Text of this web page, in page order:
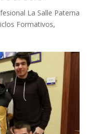
La Salle Paterna
Formativos,